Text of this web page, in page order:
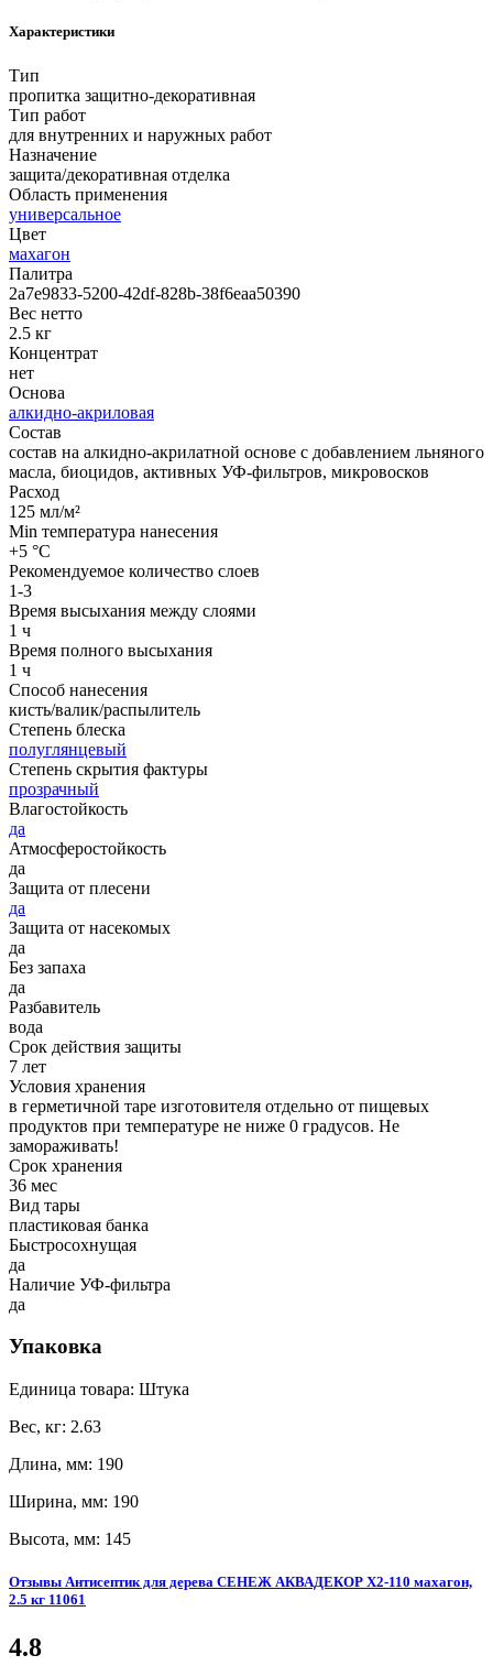
Характеристики
Тип
пропитка защитно-декоративная
Тип работ
для внутренних и наружных работ
Назначение
защита/декоративная отделка
Область применения
универсальное
Цвет
махагон
Палитра
2a7e9833-5200-42df-828b-38f6eaa50390
Вес нетто
2.5 кг
Концентрат
нет
Основа
алкидно-акриловая
Состав
состав на алкидно-акрилатной основе с добавлением льняного
масла, биоцидов, активных УФ-фильтров, микровосков
Расход
125 мл/м²
Min температура нанесения
+5 °С
Рекомендуемое количество слоев
1-3
Время высыхания между слоями
1 ч
Время полного высыхания
1 ч
Способ нанесения
кисть/валик/распылитель
Степень блеска
полуглянцевый
Степень скрытия фактуры
прозрачный
Влагостойкость
да
Атмосферостойкость
да
Защита от плесени
да
Защита от насекомых
да
Без запаха
да
Разбавитель
вода
Срок действия защиты
7 лет
Условия хранения
в герметичной таре изготовителя отдельно от пищевых
продуктов при температуре не ниже 0 градусов. Не
замораживать!
Срок хранения
36 мес
Вид тары
пластиковая банка
Быстросохнущая
да
Наличие УФ-фильтра
да
Упаковка
Единица товара: Штука
Вес, кг: 2.63
Длина, мм: 190
Ширина, мм: 190
Высота, мм: 145
Отзывы Антисептик для дерева СЕНЕЖ АКВАДЕКОР Х2-110 махагон,
2.5 кг 11061
4.8